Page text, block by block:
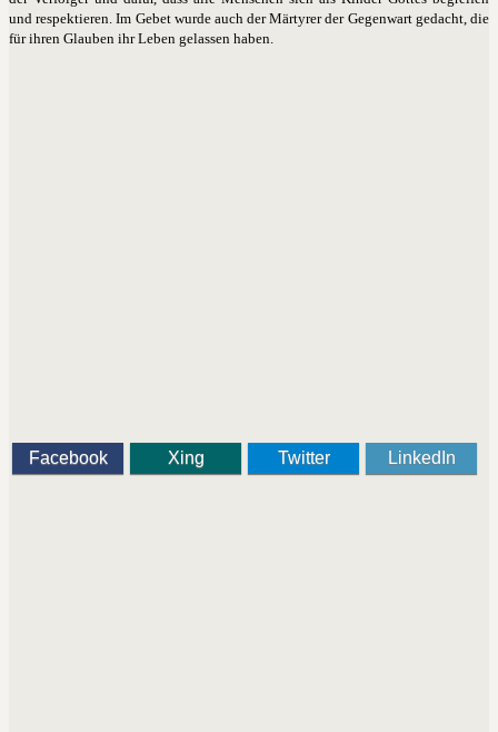
und respektieren. Im Gebet wurde auch der Märtyrer der Gegenwart gedacht, die
für ihren Glauben ihr Leben gelassen haben.
Facebook Xing Twitter LinkedIn